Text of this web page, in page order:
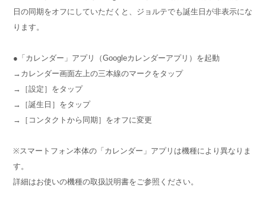
日の同期をオフにしていただくと、ジョルテでも誕生日が非表示にな
ります。
●「カレンダー」アプリ（Googleカレンダーアプリ）を起動
→カレンダー画面左上の三本線のマークをタップ
→［設定］をタップ
→［誕生日］をタップ
→［コンタクトから同期］をオフに変更
※スマートフォン本体の「カレンダー」アプリは機種により異なりま
す。
詳細はお使いの機種の取扱説明書をご参照ください。